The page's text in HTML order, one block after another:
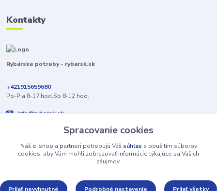
Kontakty
Rybárske potreby - rybarsk.sk
+421915659680
Po-Pia 8-17 hod.So 8-12 hod.
info@rybarsk.sk
Upravit sběr cookies.
Spracovanie cookies
Náš e-shop a partneri potrebujú Váš súhlas s použitím súborov
cookies, aby Vám mohli zobrazovať informácie týkajúce sa Vašich
záujmov.
Prijať nevyhnutné Podrobné nastavenie Prijať všetky